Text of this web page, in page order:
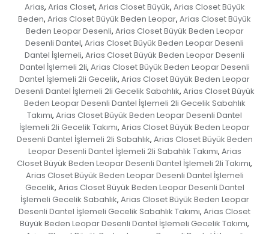
Arias, Arias Closet, Arias Closet Büyük, Arias Closet Büyük
Beden, Arias Closet Büyük Beden Leopar, Arias Closet Büyük
Beden Leopar Desenli, Arias Closet Büyük Beden Leopar
Desenli Dantel, Arias Closet Büyük Beden Leopar Desenli
Dantel İşlemeli, Arias Closet Büyük Beden Leopar Desenli
Dantel İşlemeli 2li, Arias Closet Büyük Beden Leopar Desenli
Dantel İşlemeli 2li Gecelik, Arias Closet Büyük Beden Leopar
Desenli Dantel İşlemeli 2li Gecelik Sabahlık, Arias Closet Büyük
Beden Leopar Desenli Dantel İşlemeli 2li Gecelik Sabahlık
Takımı, Arias Closet Büyük Beden Leopar Desenli Dantel
İşlemeli 2li Gecelik Takımı, Arias Closet Büyük Beden Leopar
Desenli Dantel İşlemeli 2li Sabahlık, Arias Closet Büyük Beden
Leopar Desenli Dantel İşlemeli 2li Sabahlık Takımı, Arias
Closet Büyük Beden Leopar Desenli Dantel İşlemeli 2li Takımı,
Arias Closet Büyük Beden Leopar Desenli Dantel İşlemeli
Gecelik, Arias Closet Büyük Beden Leopar Desenli Dantel
İşlemeli Gecelik Sabahlık, Arias Closet Büyük Beden Leopar
Desenli Dantel İşlemeli Gecelik Sabahlık Takımı, Arias Closet
Büyük Beden Leopar Desenli Dantel İşlemeli Gecelik Takımı,